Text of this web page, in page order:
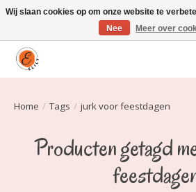
Elily is er om jou te laten stralen! Mode vanaf
Home / Tags / jurk voor feestdagen
Producten getagd
Wij slaan cookies op om onze website te
Nee
Meer over